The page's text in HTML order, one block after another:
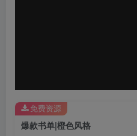
爆款书单|橙色风格
免费资源